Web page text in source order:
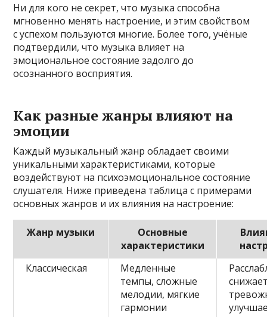
Ни для кого не секрет, что музыка способна
мгновенно менять настроение, и этим свойством
с успехом пользуются многие. Более того, учёные
подтвердили, что музыка влияет на
эмоциональное состояние задолго до
осознанного восприятия.
Как разные жанры влияют на
эмоции
Каждый музыкальный жанр обладает своими
уникальными характеристиками, которые
воздействуют на психоэмоциональное состояние
слушателя. Ниже приведена таблица с примерами
основных жанров и их влияния на настроение:
Жанр музыки
Основные
характеристики
Классическая
Медленные
темпы, сложные
мелодии, мягкие
гармонии